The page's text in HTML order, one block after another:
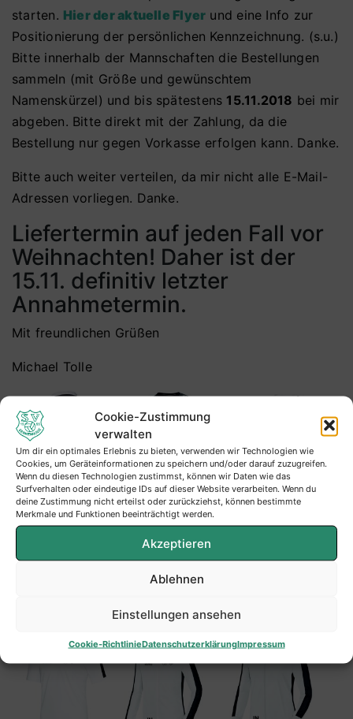
Cookie-Zustimmung
verwalten
Um dir ein optimales Erlebnis zu bieten, verwenden wir Technologien wie
Cookies, um Geräteinformationen zu speichern und/oder darauf zuzugreifen.
Wenn du diesen Technologien zustimmst, können wir Daten wie das
Surfverhalten oder eindeutige IDs auf dieser Website verarbeiten. Wenn du
deine Zustimmung nicht erteilst oder zurückziehst, können bestimmte
Merkmale und Funktionen beeinträchtigt werden.
Akzeptieren
Ablehnen
Einstellungen ansehen
Cookie-RichtlinieDatenschutzerklärungImpressum
starten. Hier der aktuelle Flyer und eine Info zur
Positionierung der persönlichen Kennzeichnung. (s.u.)
Bitte innerhalb der Mannschaften die Bestellungen
sammeln (mit Größe und gewünschtem
Namenskürzel) und bis spätestens 15.11.2018 bei mir
abgeben. Bitte direkt mit der Zahlung, da die
Bestellung nur gegen Vorkasse erfolgen kann. Danke.
Bitte auch weiter verteilen, da mir nicht alle E-Mail-
Adressen vorliegen. Danke.
Liefertermin auf jeden Fall vor
Weihnachten! Daher ist der
15.11. definitiv letzter
Annahmetermin.
Mit freundlichen Grüßen
Michael Tolle